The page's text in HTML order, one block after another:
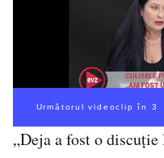
Următorul videoclip în 2
„Deja a fost o